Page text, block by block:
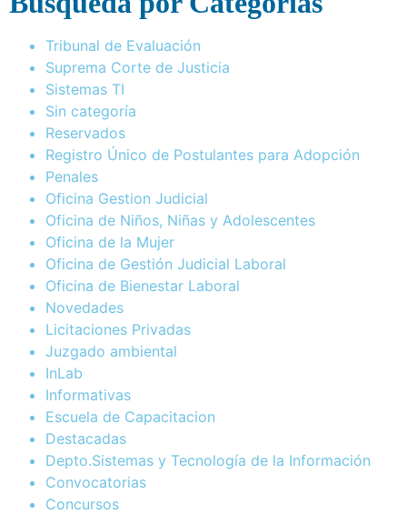
Tribunal de Evaluación
Suprema Corte de Justicia
Sistemas TI
Sin categoría
Reservados
Registro Único de Postulantes para Adopción
Penales
Oficina Gestion Judicial
Oficina de Niños, Niñas y Adolescentes
Oficina de la Mujer
Oficina de Gestión Judicial Laboral
Oficina de Bienestar Laboral
Novedades
Licitaciones Privadas
Juzgado ambiental
InLab
Informativas
Escuela de Capacitacion
Destacadas
Depto.Sistemas y Tecnología de la Información
Convocatorias
Concursos